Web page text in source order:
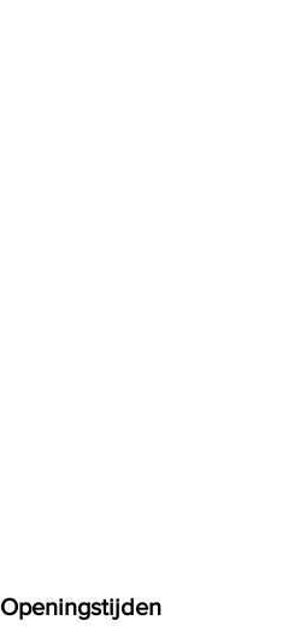
Openingstijden